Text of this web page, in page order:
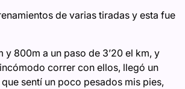
de varias tiradas y esta fue
y 800m a un paso de 3’20 el km, y
correr con ellos, llegó un
sentí un poco pesados mis pies,